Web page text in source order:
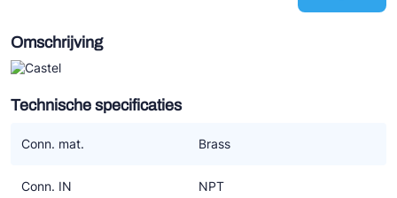
REFFLEX®
Johnson Controls
Doucette Industries
Omschrijving
Technische specificaties
Conn. mat. Brass
Conn. IN NPT